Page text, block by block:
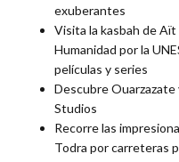
exuberantes
Visita la kasbah de
Humanidad por la
películas y series
Descubre Ouarzazate
Studios
Recorre las
Todra por carreteras